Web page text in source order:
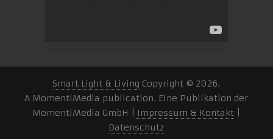
Smart Light & Living Copyright © 2026.
A MomentiMedia publication. Eine Publikation der
MomentiMedia GmbH |
Impressum & Kontakt
Datenschutz